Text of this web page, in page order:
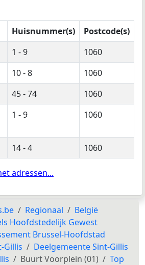
Huisnummer(s)
Postcode(s)
1 - 9
1060
10 - 8
1060
45 - 74
1060
1 - 9 1060
14 - 4 1060
adressen...
Regionaal
België
Hoofdstedelijk Gewest
Brussel-Hoofdstad
Gillis
Deelgemeente Sint-Gillis
Buurt Voorplein (01) Top